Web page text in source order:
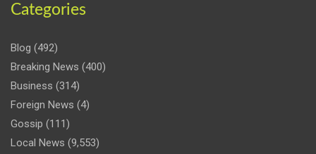
Categories
Blog (492)
Breaking News (400)
Business (314)
Foreign News (4)
Gossip (111)
Local News (9,553)